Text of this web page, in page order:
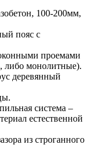
100-200мм,
пояс с
проемами
либо монолитные).
деревянный
система –
естественной
из строганного